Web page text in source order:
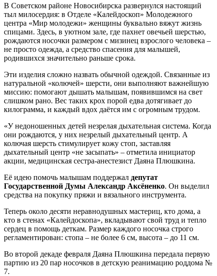
В Советском районе Новосибирска развернулся настоящий
тыл милосердия: в Отделе «Калейдоскоп» Молодежного
центра «Мир молодежи» женщины буквально вяжут жизнь
спицами. Здесь, в уютном зале, где пахнет овечьей шерстью,
рождаются носочки размером с мизинец взрослого человека –
не просто одежда, а средство спасения для малышей,
родившихся значительно раньше срока.
Эти изделия сложно назвать обычной одеждой. Связанные из
натуральной «колючей» шерсти, они выполняют важнейшую
миссию: помогают дышать малышам, появившимся на свет
слишком рано. Вес таких крох порой едва дотягивает до
килограмма, и каждый вдох даётся им с огромным трудом.
«У недоношенных детей незрелая дыхательная система. Когда
они рождаются, у них незрелый дыхательный центр. А
колючая шерсть стимулирует кожу стоп, заставляя
дыхательный центр «не засыпать» – отметила инициатор
акции, медицинская сестра-анестезист Даяна Плюшкина.
Её идею помочь малышам поддержал депутат
Государственной Думы Александр Аксёненко. Он выделил
средства на покупку пряжи и вязального инструмента.
Теперь около десяти неравнодушных мастериц, кто дома, а
кто в стенах «Калейдоскопа», вкладывают свой труд и тепло
сердец в помощь деткам. Размер каждого носочка строго
регламентирован: стопа – не более 6 см, высота – до 11 см.
Во второй декаде февраля Даяна Плюшкина передала первую
партию из 20 пар носочков в детскую реанимацию роддома №
7.